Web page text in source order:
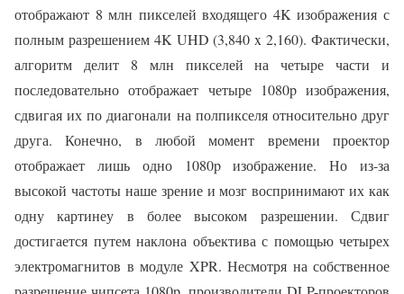
отображают 8 млн пикселей входящего 4K изображения с
полным разрешением 4K UHD (3,840 x 2,160). Фактически,
алгоритм делит 8 млн пикселей на четыре части и
последовательно отображает четыре 1080p изображения,
сдвигая их по диагонали на полпикселя относительно друг
друга. Конечно, в любой момент времени проектор
отображает лишь одно 1080p изображение. Но из-за
высокой частоты наше зрение и мозг воспринимают их как
одну картинеу в более высоком разрешении. Сдвиг
достигается путем наклона объектива с помощью четырех
электромагнитов в модуле XPR. Несмотря на собственное